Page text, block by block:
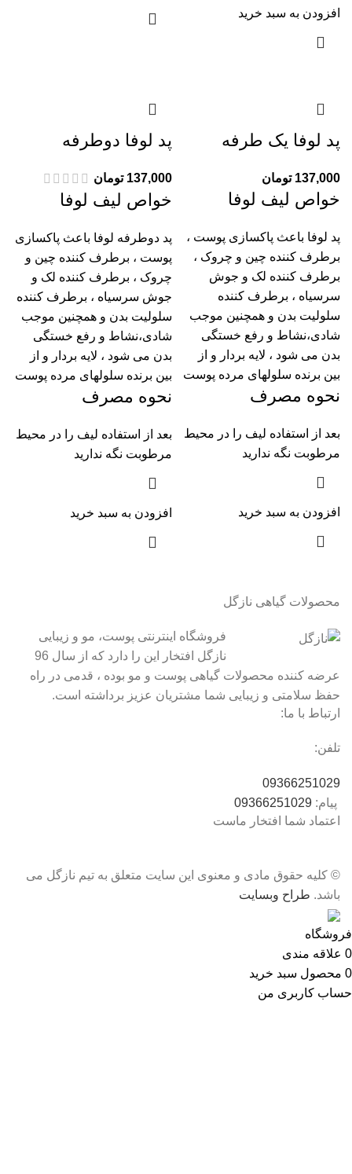
افزودن به سبد خرید
پد لوفا یک طرفه
137,000 تومان
خواص ليف لوفا
پد لوفا باعث پاکسازی پوست ،
برطرف کننده چین و چروک ،
برطرف کننده لک و جوش
سرسیاه ، برطرف کننده
سلولیت بدن و همچنین موجب
شادی،نشاط و رفع خستگی
بدن می شود ، لایه بردار و از
بین برنده سلولهای مرده پوست
نحوه مصرف
بعد از استفاده لیف را در محیط
مرطوبت نگه ندارید
افزودن به سبد خرید
پد لوفا دوطرفه
137,000 تومان
خواص ليف لوفا
پد دوطرفه لوفا باعث پاکسازی
پوست ، برطرف کننده چین و
چروک ، برطرف کننده لک و
جوش سرسیاه ، برطرف کننده
سلولیت بدن و همچنین موجب
شادی،نشاط و رفع خستگی
بدن می شود ، لایه بردار و از
بین برنده سلولهای مرده پوست
نحوه مصرف
بعد از استفاده لیف را در محیط
مرطوبت نگه ندارید
افزودن به سبد خرید
محصولات گیاهی نازگل
فروشگاه اینترنتی پوست، مو و زیبایی
نازگل افتخار این را دارد که از سال 96
عرضه کننده محصولات گیاهی پوست و مو بوده ، قدمی در راه
حفظ سلامتی و زیبایی شما مشتریان عزیز برداشته است.
ارتباط با ما:
تلفن:
09366251029
پیام: 09366251029
اعتماد شما افتخار ماست
© کلیه حقوق مادی و معنوی این سایت متعلق به تیم نازگل می
باشد. طراح وبسایت
فروشگاه
0 علاقه مندی
0 محصول سبد خرید
حساب کاربری من